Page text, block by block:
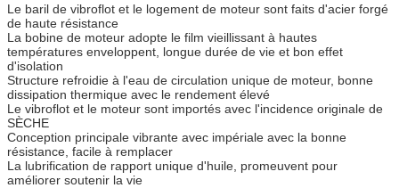
Le baril de vibroflot et le logement de moteur sont faits d'acier forgé
de haute résistance
La bobine de moteur adopte le film vieillissant à hautes
températures enveloppent, longue durée de vie et bon effet
d'isolation
Structure refroidie à l'eau de circulation unique de moteur, bonne
dissipation thermique avec le rendement élevé
Le vibroflot et le moteur sont importés avec l'incidence originale de
SÈCHE
Conception principale vibrante avec impériale avec la bonne
résistance, facile à remplacer
La lubrification de rapport unique d'huile, promeuvent pour
améliorer soutenir la vie